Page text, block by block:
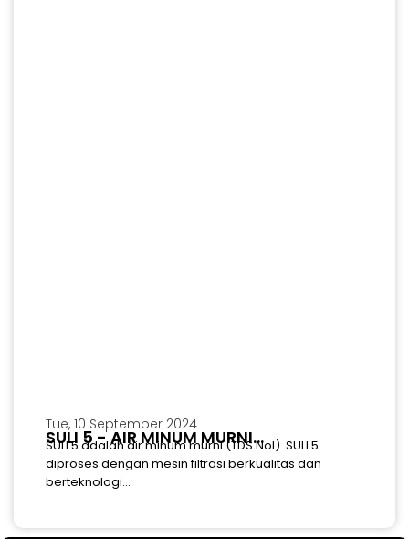
Tue, 10 September 2024
SULI 5 - AIR MINUM MURNI...
SULI 5 adalah air minum murni (TDS Nol). SULI 5
diproses dengan mesin filtrasi berkualitas dan
berteknologi...